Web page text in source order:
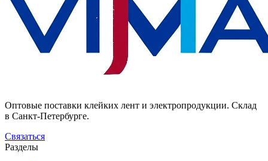
Оптовые поставки клейких лент и электропродукции. Склад
в Санкт-Петербурге.
Связаться
Разделы